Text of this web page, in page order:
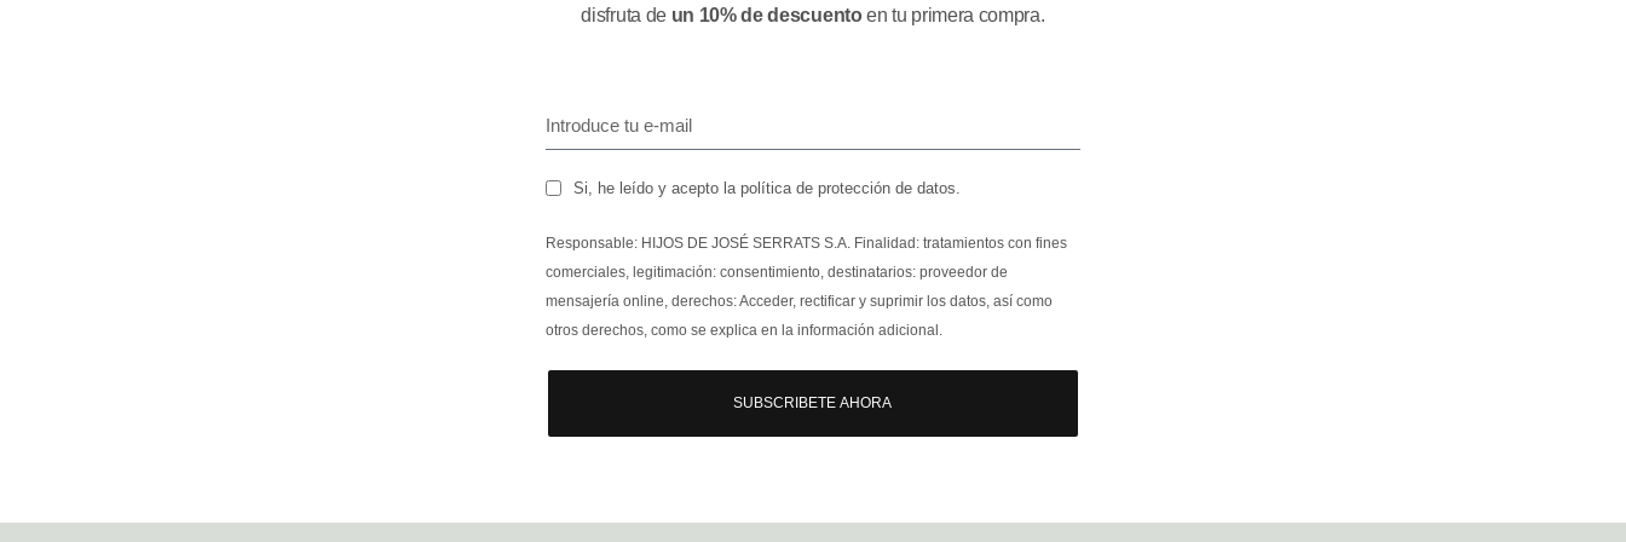
disfruta de un 10% de descuentoen tu primera compra.
Si, he leído y acepto la política de protección de datos.
Responsable: HIJOS DE JOSÉ SERRATS S.A. Finalidad: tratamientos con fines
comerciales, legitimación: consentimiento, destinatarios: proveedor de
mensajería online, derechos: Acceder, rectificar y suprimir los datos, así como
otros derechos, como se explica en la información adicional.
SUBSCRIBETE AHORA